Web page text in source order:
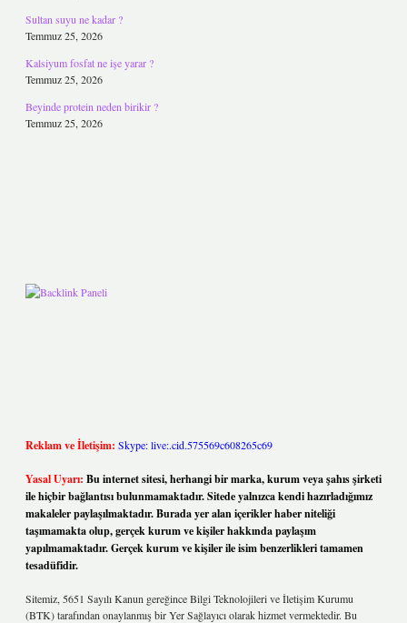
Sultan suyu ne kadar ?
Temmuz 25, 2026
Kalsiyum fosfat ne işe yarar ?
Temmuz 25, 2026
Beyinde protein neden birikir ?
Temmuz 25, 2026
Reklam ve İletişim: Skype: live:.cid.575569c608265c69
Yasal Uyarı: Bu internet sitesi, herhangi bir marka, kurum veya şahıs şirketi
ile hiçbir bağlantısı bulunmamaktadır. Sitede yalnızca kendi hazırladığımız
makaleler paylaşılmaktadır. Burada yer alan içerikler haber niteliği
taşımamakta olup, gerçek kurum ve kişiler hakkında paylaşım
yapılmamaktadır. Gerçek kurum ve kişiler ile isim benzerlikleri tamamen
tesadüfidir.
Sitemiz, 5651 Sayılı Kanun gereğince Bilgi Teknolojileri ve İletişim Kurumu
(BTK) tarafından onaylanmış bir Yer Sağlayıcı olarak hizmet vermektedir. Bu